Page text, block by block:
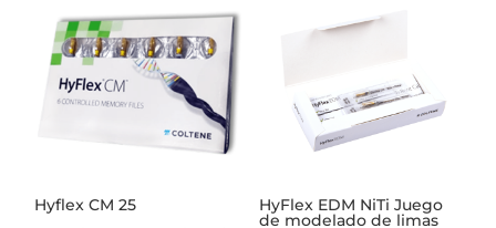
Hyflex CM 25
HyFlex EDM NiTi Juego
de modelado de limas